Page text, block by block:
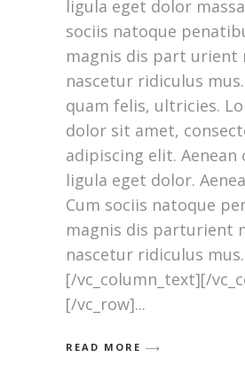
ligula eget dolor
sociis natoque
magnis dis part urient
nascetur ridiculus
quam felis, ultricies.
dolor sit amet,
adipiscing elit. Aenean
ligula eget dolor.
Cum sociis natoque
magnis dis parturient
nascetur ridiculus mus.
[/vc_column_text][/
[/vc_row]
READ MORE